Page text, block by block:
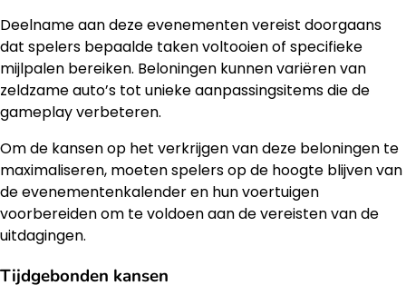
Deelname aan deze evenementen vereist doorgaans
dat spelers bepaalde taken voltooien of specifieke
mijlpalen bereiken. Beloningen kunnen variëren van
zeldzame auto’s tot unieke aanpassingsitems die de
gameplay verbeteren.
Om de kansen op het verkrijgen van deze beloningen te
maximaliseren, moeten spelers op de hoogte blijven van
de evenementenkalender en hun voertuigen
voorbereiden om te voldoen aan de vereisten van de
uitdagingen.
Tijdgebonden kansen